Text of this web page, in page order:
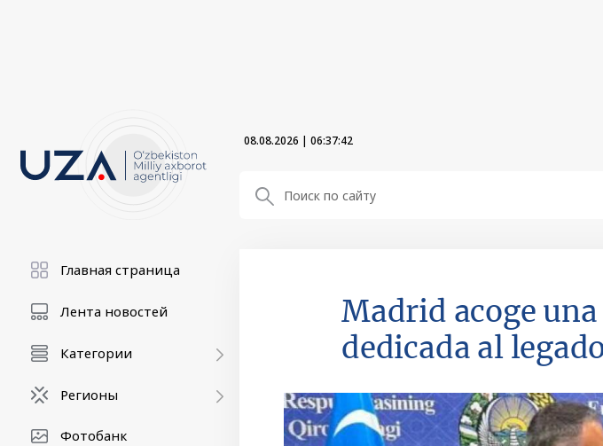
08.08.2026 | 06:37:43
Главная страница
Лента новостей
Категории
Регионы
Фотобанк
Madrid acoge
dedicada al